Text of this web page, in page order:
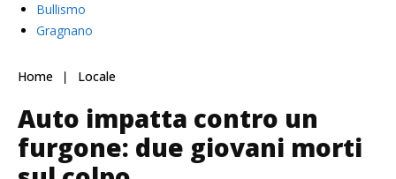
Bullismo
Gragnano
Home Locale
Auto impatta contro un
furgone: due giovani morti